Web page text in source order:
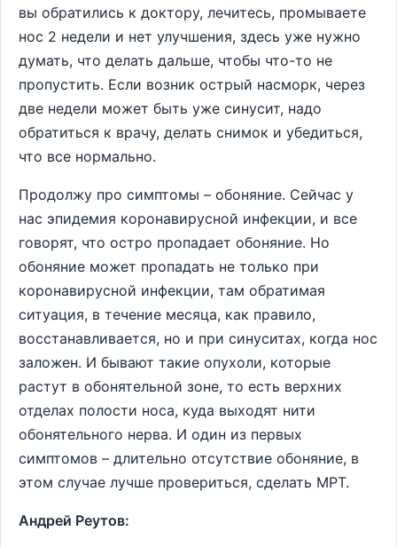
вы обратились к доктору, лечитесь, промываете
нос 2 недели и нет улучшения, здесь уже нужно
думать, что делать дальше, чтобы что-то не
пропустить. Если возник острый насморк, через
две недели может быть уже синусит, надо
обратиться к врачу, делать снимок и убедиться,
что все нормально.
Продолжу про симптомы – обоняние. Сейчас у
нас эпидемия коронавирусной инфекции, и все
говорят, что остро пропадает обоняние. Но
обоняние может пропадать не только при
коронавирусной инфекции, там обратимая
ситуация, в течение месяца, как правило,
восстанавливается, но и при синуситах, когда нос
заложен. И бывают такие опухоли, которые
растут в обонятельной зоне, то есть верхних
отделах полости носа, куда выходят нити
обонятельного нерва. И один из первых
симптомов – длительно отсутствие обоняние, в
этом случае лучше провериться, сделать МРТ.
Андрей Реутов: